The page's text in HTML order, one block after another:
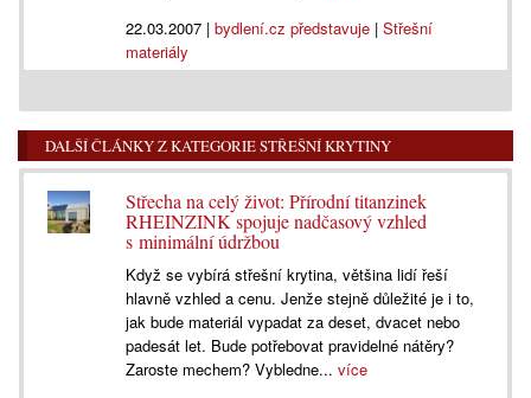
22.03.2007 |bydlení.cz představuje |Střešní
materiály
DALŠÍ ČLÁNKY Z KATEGORIE STŘEŠNÍ KRYTINY
Střecha na celý život: Přírodní titanzinek
RHEINZINK spojuje nadčasový vzhled
s minimální údržbou
Když se vybírá střešní krytina, většina lidí řeší
hlavně vzhled a cenu. Jenže stejně důležité je i to,
jak bude materiál vypadat za deset, dvacet nebo
padesát let. Bude potřebovat pravidelné nátěry?
Zaroste mechem? Vybledne...více